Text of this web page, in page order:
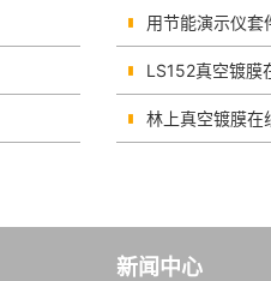
用节能演示仪套
LS152真空镀膜
林上真空镀膜在
新闻中心